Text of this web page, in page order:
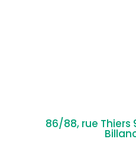
86/88, rue Thiers